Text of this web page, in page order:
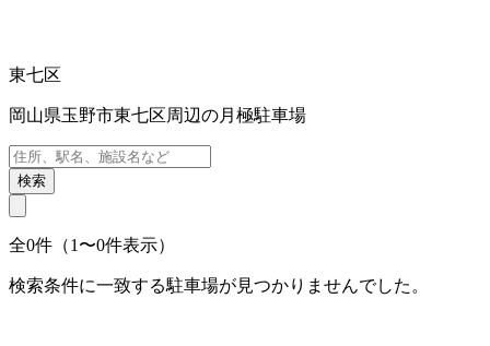
東七区
岡山県玉野市東七区周辺の月極駐車場
検索
全0件（1〜0件表示）
検索条件に一致する駐車場が見つかりませんでした。